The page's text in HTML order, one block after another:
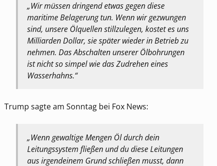
„Wir müssen dringend etwas gegen diese
maritime Belagerung tun. Wenn wir gezwungen
sind, unsere Ölquellen stillzulegen, kostet es uns
Milliarden Dollar, sie später wieder in Betrieb zu
nehmen. Das Abschalten unserer Ölbohrungen
ist nicht so simpel wie das Zudrehen eines
Wasserhahns.“
Trump sagte am Sonntag bei Fox News:
„Wenn gewaltige Mengen Öl durch dein
Leitungssystem fließen und du diese Leitungen
aus irgendeinem Grund schließen musst, dann